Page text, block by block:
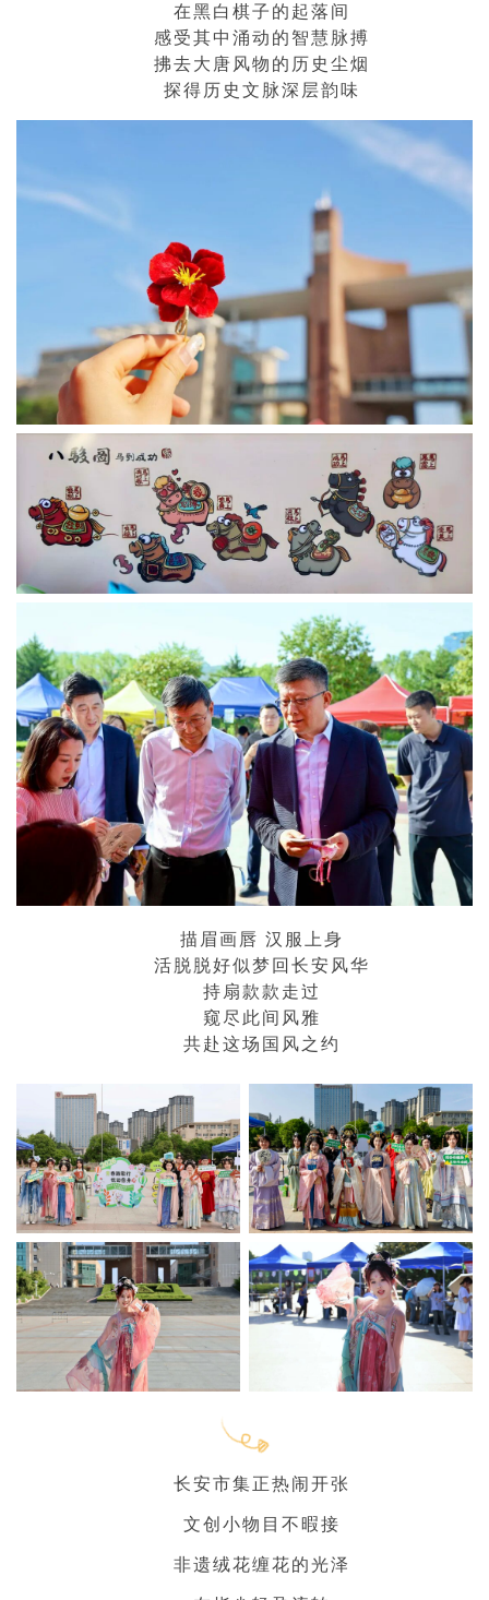
在黑白棋子的起落间
感受其中涌动的智慧脉搏
拂去大唐风物的历史尘烟
探得历史文脉深层韵味
描眉画唇 汉服上身
活脱脱好似梦回长安风华
持扇款款走过
窥尽此间风雅
共赴这场国风之约
长安市集正热闹开张
文创小物目不暇接
非遗绒花缠花的光泽